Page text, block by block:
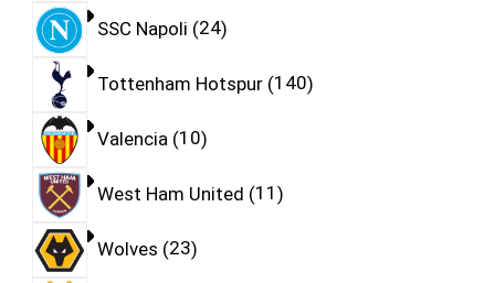
SSC Napoli 24
Tottenham Hotspur 140
Valencia 10
West Ham United 11
Wolves 23